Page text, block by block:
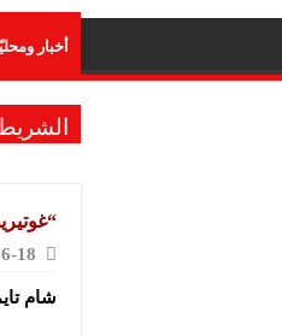
أخبار
18
شام